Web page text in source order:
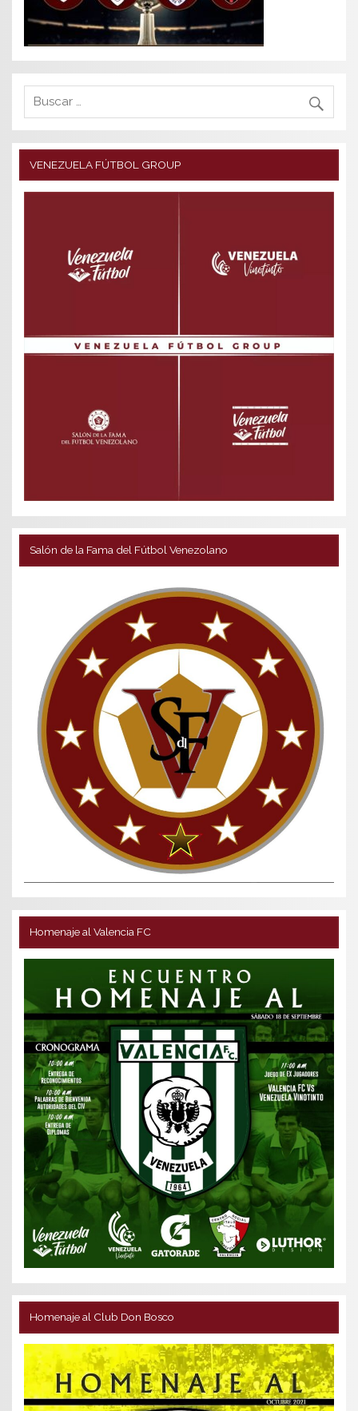
VENEZUELA FÚTBOL GROUP
Salón de la Fama del Fútbol Venezolano
Homenaje al Valencia FC
Homenaje al Club Don Bosco